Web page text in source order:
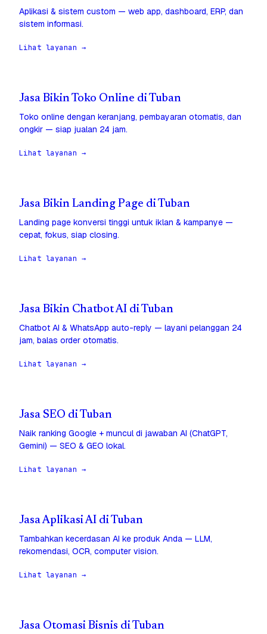
Aplikasi & sistem custom — web app, dashboard, ERP, dan
sistem informasi.
Lihat layanan →
Jasa Bikin Toko Online di Tuban
Toko online dengan keranjang, pembayaran otomatis, dan
ongkir — siap jualan 24 jam.
Lihat layanan →
Jasa Bikin Landing Page di Tuban
Landing page konversi tinggi untuk iklan & kampanye —
cepat, fokus, siap closing.
Lihat layanan →
Jasa Bikin Chatbot AI di Tuban
Chatbot AI & WhatsApp auto-reply — layani pelanggan 24
jam, balas order otomatis.
Lihat layanan →
Jasa SEO di Tuban
Naik ranking Google + muncul di jawaban AI (ChatGPT,
Gemini) — SEO & GEO lokal.
Lihat layanan →
Jasa Aplikasi AI di Tuban
Tambahkan kecerdasan AI ke produk Anda — LLM,
rekomendasi, OCR, computer vision.
Lihat layanan →
Jasa Otomasi Bisnis di Tuban